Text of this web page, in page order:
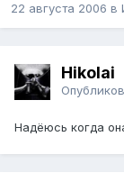
22 августа 2006 в
Hikolai
Надёюсь когда